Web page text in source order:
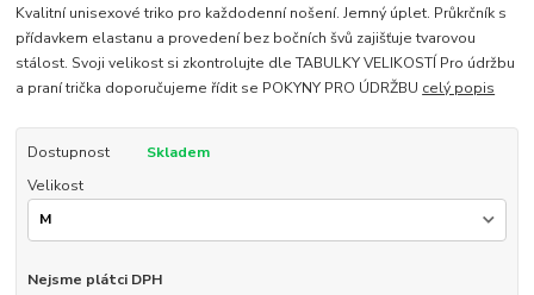
Kvalitní unisexové triko pro každodenní nošení. Jemný úplet. Průkrčník s
přídavkem elastanu a provedení bez bočních švů zajišťuje tvarovou
stálost. Svoji velikost si zkontrolujte dle TABULKY VELIKOSTÍ Pro údržbu
a praní trička doporučujeme řídit se POKYNY PRO ÚDRŽBU celý popis
Dostupnost
Skladem
Velikost
Nejsme plátci DPH